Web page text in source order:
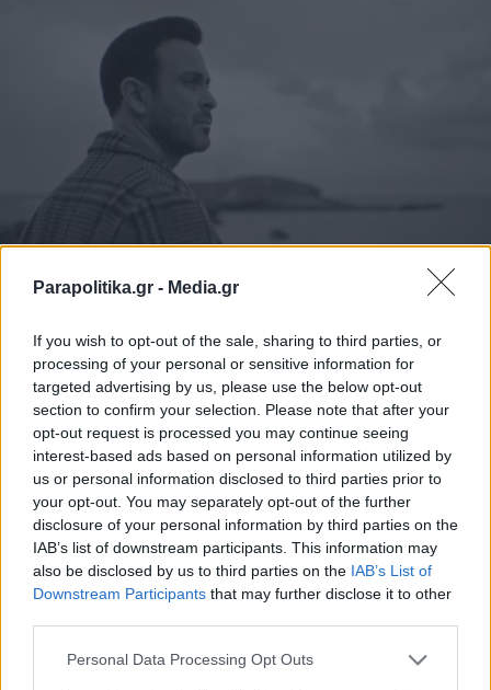
Parapolitika.gr - Media.gr
If you wish to opt-out of the sale, sharing to third parties, or
processing of your personal or sensitive information for
targeted advertising by us, please use the below opt-out
section to confirm your selection. Please note that after your
opt-out request is processed you may continue seeing
interest-based ads based on personal information utilized by
us or personal information disclosed to third parties prior to
your opt-out. You may separately opt-out of the further
disclosure of your personal information by third parties on the
IAB’s list of downstream participants. This information may
also be disclosed by us to third parties on the IAB’s List of
Downstream Participants that may further disclose it to other
Personal Data Processing Opt Outs
LIFESTYLE 30.03.2021 14:15
Κωνσταντίνος Χριστοφόρου:
Κυκλοφόρησε το νέο του τραγούδι «Σ’
Ένα Τέταρτο»
Εγγραφή στο newsletter